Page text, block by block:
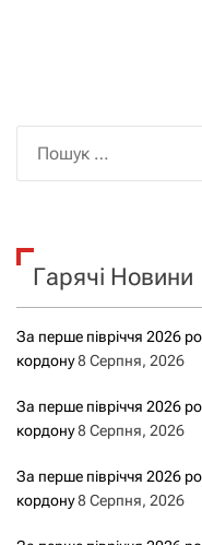
к
Гарячі Новини
За перше півріччя 2026
кордону8 Серпня, 2026
За перше півріччя 2026
кордону8 Серпня, 2026
За перше півріччя 2026
кордону8 Серпня, 2026